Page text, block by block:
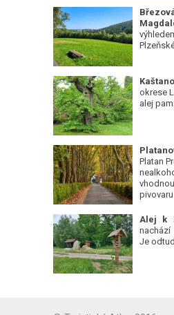
okrese
alej
Platan
pivovaru
Alej k
nachází
Je